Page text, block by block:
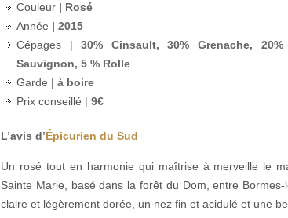
Couleur | Rosé
Année | 2015
Cépages |30% Cinsault, 30% Grenache,
Sauvignon, 5 % Rolle
Garde | à boire
Prix conseillé | 9€
L’avis d’Épicurien du Sud
Un rosé tout en harmonie qui maîtrise à merveille le
Sainte Marie, basé dans la forêt du Dom, entre
claire et légèrement dorée, un nez fin et acidulé et une